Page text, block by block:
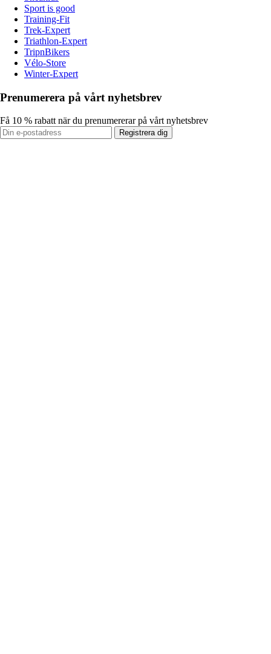
Sport is good
Training-Fit
Trek-Expert
Triathlon-Expert
TripnBikers
Vélo-Store
Winter-Expert
Prenumerera på vårt nyhetsbrev
Få 10 % rabatt när du prenumererar på vårt nyhetsbrev
Registrera dig